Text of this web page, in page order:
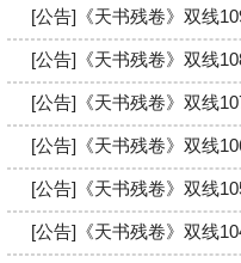
[公告]《天书残卷》双线
[公告]《天书残卷》双线
[公告]《天书残卷》双线
[公告]《天书残卷》双线
[公告]《天书残卷》双线
[公告]《天书残卷》双线